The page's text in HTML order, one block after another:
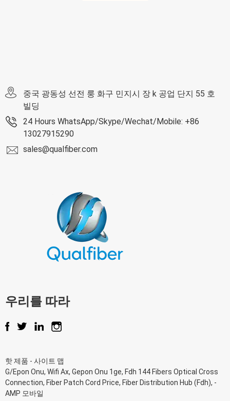
중국 광동성 선전 룽 화구 민지시 장 k 공업 단지 55 호
빌딩
24 Hours WhatsApp/Skype/Wechat/Mobile: +86
13027915290
sales@qualfiber.com
우리를 따라
핫 제품 - 사이트 맵
G/Epon Onu, Wifi Ax, Gepon Onu 1ge, Fdh 144 Fibers Optical Cross
Connection, Fiber Patch Cord Price, Fiber Distribution Hub (Fdh), -
AMP 모바일